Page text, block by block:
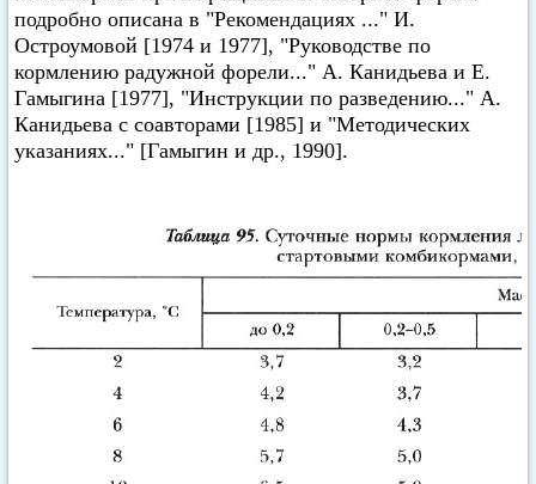
подробно описана в "Рекомендациях ..." И.
Остроумовой [1974 и 1977], "Руководстве по
кормлению радужной форели..." А. Канидьева и Е.
Гамыгина [1977], "Инструкции по разведению..." А.
Канидьева с соавторами [1985] и "Методических
указаниях..." [Гамыгин и др., 1990].